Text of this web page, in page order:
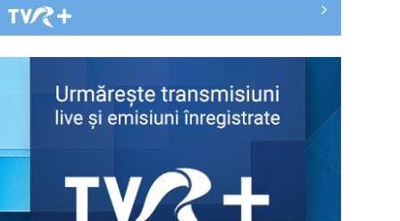
comerciale